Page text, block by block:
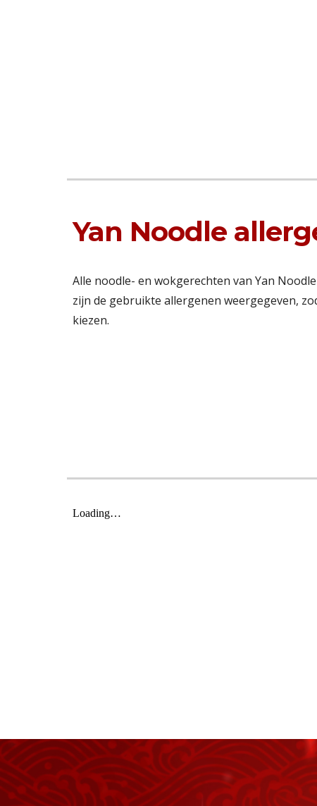
Yan Noodle
Alle noodle- en wokgerechten van Yan
zijn de gebruikte allergenen weergegeven,
kiezen.